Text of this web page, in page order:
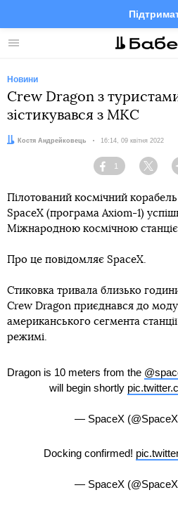
Меню Facebook
Новини
Crew Dragon з
зістикувався з МКС
Автор:Костя Андрейковець Дата:
16:14, 09 квітня 2022
Facebook
1
Пілотований космічний
SpaceX (програма Axiom-1)
Міжнародною космічною
Про це повідомляє SpaceX.
Стиковка тривала близько
Crew Dragon приєднався до
американського сегмента
режимі.
Dragon is 10 meters from the
will begin shortly
— SpaceX
Docking confirmed!
— SpaceX